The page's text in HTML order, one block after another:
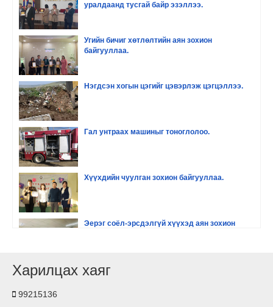
уралдаанд тусгай байр эзэллээ.
Угийн бичиг хөтлөлтийн аян зохион
байгууллаа.
Нэгдсэн хогын цэгийг цэвэрлэж цэгцэллээ.
Гал унтраах машиныг тоноглолоо.
Хүүхдийн чуулган зохион байгууллаа.
Эерэг соёл-эрсдэлгүй хүүхэд аян зохион
Хүүхдийн хөгжил оролцоо сургалт зохион
Харилцах хаяг
99215136